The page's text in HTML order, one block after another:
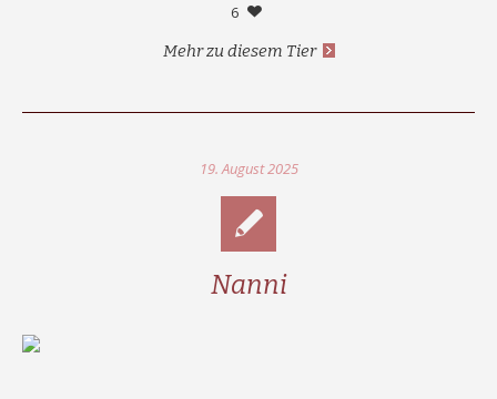
6
Mehr zu diesem Tier
19. August 2025
Nanni